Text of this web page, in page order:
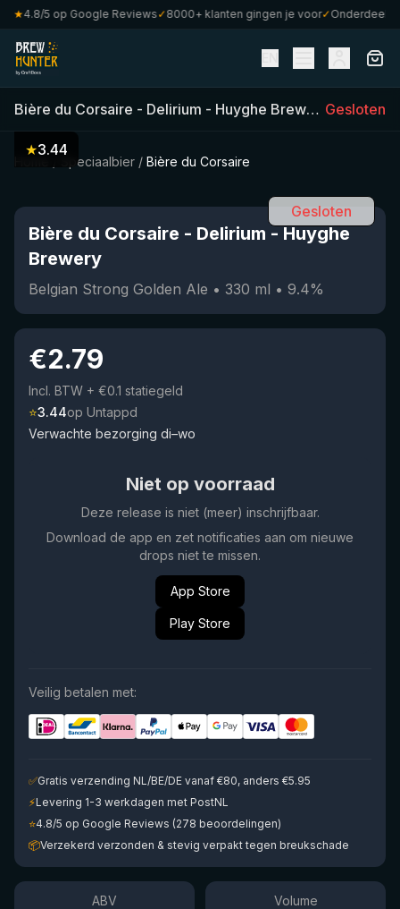
4.8/5 op Google Reviews✓8000+ klanten gingen je voor✓Onderdeel van
Bière du Corsaire - Delirium - Huyghe Brewery (330ml)
Gesloten
Speciaalbier / Bière du Corsaire
★3.44
Gesloten
Bière du Corsaire - Delirium - Huyghe
Brewery
Belgian Strong Golden Ale • 330 ml • 9.4%
€2.79
Incl. BTW + €0.1 statiegeld
⭐3.44op Untappd
Verwachte bezorging di–wo
Niet op voorraad
Deze release is niet (meer) inschrijfbaar.
Download de app en zet notificaties aan om nieuwe
drops niet te missen.
App Store
Play Store
Veilig betalen met:
✅Gratis verzending NL/BE/DE vanaf €80, anders €5.95
⚡Levering 1-3 werkdagen met PostNL
⭐4.8/5 op Google Reviews (278 beoordelingen)
📦Verzekerd verzonden & stevig verpakt tegen breukschade
ABV Volume